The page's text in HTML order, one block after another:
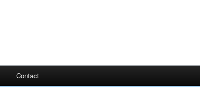
Contact